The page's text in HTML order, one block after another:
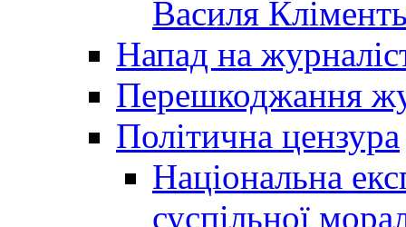
Василя
Напад на
Перешкоджання
Політична цензура
Національна
суспільної